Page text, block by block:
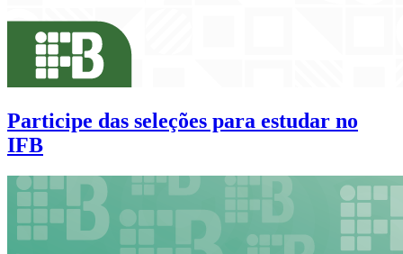
Participe das seleções para estudar no
IFB